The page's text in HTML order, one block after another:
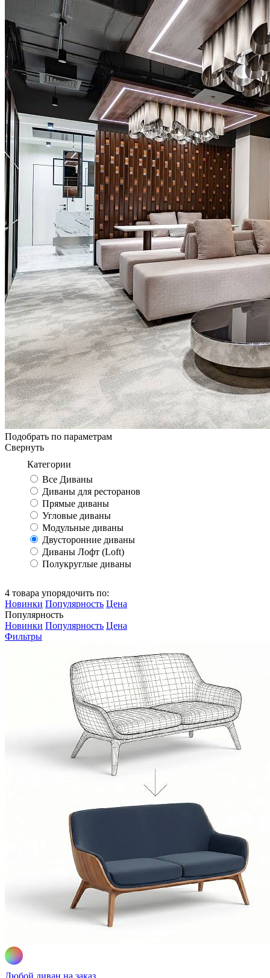
Подобрать по параметрам
Свернуть
Категории
Все Диваны
Диваны для ресторанов
Прямые диваны
Угловые диваны
Модульные диваны
Двусторонние диваны
Диваны Лофт (Loft)
Полукруглые диваны
4 товара упорядочить по:
Новинки Популярность Цена
Популярность
Новинки Популярность Цена
Фильтры
Любой диван на заказ